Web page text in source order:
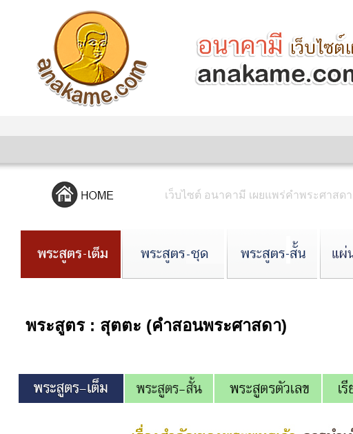
เว็บไซต์ อนาคามี เผยแพร่คำพระศาส
พระสูตร : สุตตะ (คำสอนพระศาสดา)